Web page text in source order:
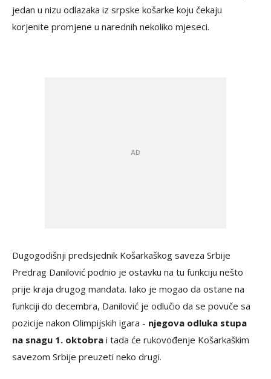
jedan u nizu odlazaka iz srpske košarke koju čekaju
korjenite promjene u narednih nekoliko mjeseci.
Dugogodišnji predsjednik Košarkaškog saveza Srbije
Predrag Danilović podnio je ostavku na tu funkciju nešto
prije kraja drugog mandata. Iako je mogao da ostane na
funkciji do decembra, Danilović je odlučio da se povuče sa
pozicije nakon Olimpijskih igara - njegova odluka stupa
na snagu 1. oktobra i tada će rukovođenje Košarkaškim
savezom Srbije preuzeti neko drugi.